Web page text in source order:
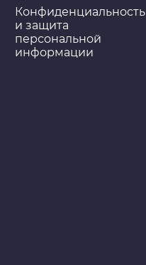
Конфиденциальность
и защита
персональной
информации